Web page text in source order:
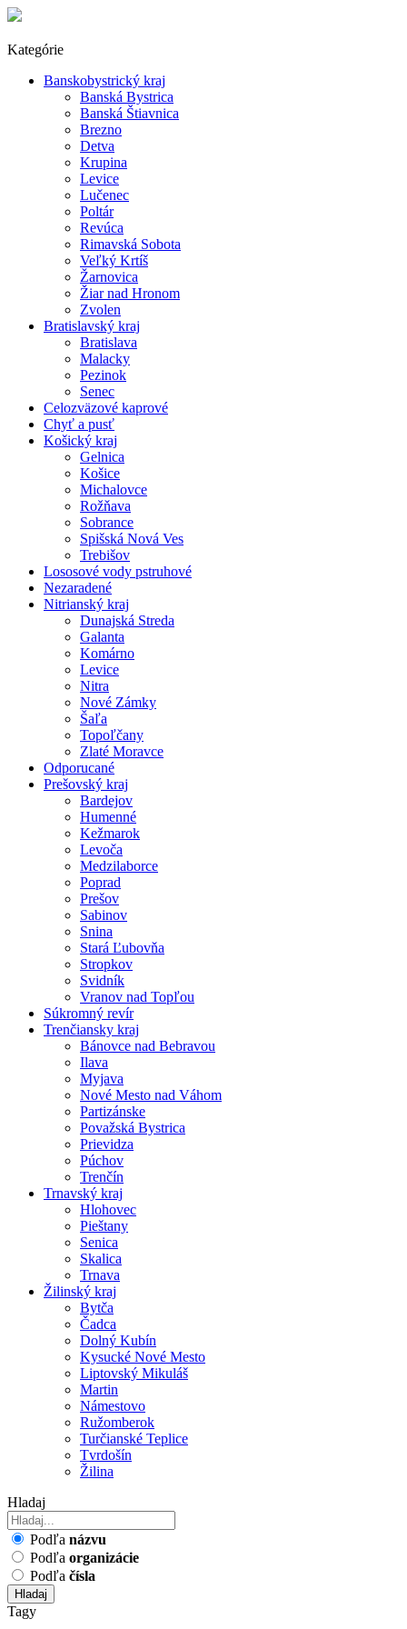
Kategórie
Banskobystrický kraj
Banská Bystrica
Banská Štiavnica
Brezno
Detva
Krupina
Levice
Lučenec
Poltár
Revúca
Rimavská Sobota
Veľký Krtíš
Žarnovica
Žiar nad Hronom
Zvolen
Bratislavský kraj
Bratislava
Malacky
Pezinok
Senec
Celozväzové kaprové
Chyť a pusť
Košický kraj
Gelnica
Košice
Michalovce
Rožňava
Sobrance
Spišská Nová Ves
Trebišov
Lososové vody pstruhové
Nezaradené
Nitrianský kraj
Dunajská Streda
Galanta
Komárno
Levice
Nitra
Nové Zámky
Šaľa
Topoľčany
Zlaté Moravce
Odporucané
Prešovský kraj
Bardejov
Humenné
Kežmarok
Levoča
Medzilaborce
Poprad
Prešov
Sabinov
Snina
Stará Ľubovňa
Stropkov
Svidník
Vranov nad Topľou
Súkromný revír
Trenčiansky kraj
Bánovce nad Bebravou
Ilava
Myjava
Nové Mesto nad Váhom
Partizánske
Považská Bystrica
Prievidza
Púchov
Trenčín
Trnavský kraj
Hlohovec
Pieštany
Senica
Skalica
Trnava
Žilinský kraj
Bytča
Čadca
Dolný Kubín
Kysucké Nové Mesto
Liptovský Mikuláš
Martin
Námestovo
Ružomberok
Turčianské Teplice
Tvrdošín
Žilina
Hladaj
Podľa názvu
Podľa organizácie
Podľa čísla
Hladaj
Tagy